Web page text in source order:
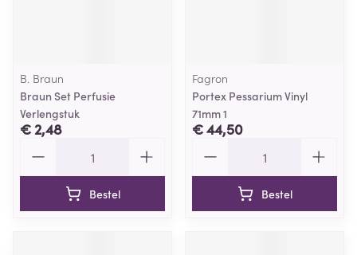
B. Braun
Braun Set Perfusie
Verlengstuk
€ 2,48
Bestel
Fagron
Portex Pessarium Vinyl
71mm 1
€ 44,50
Bestel